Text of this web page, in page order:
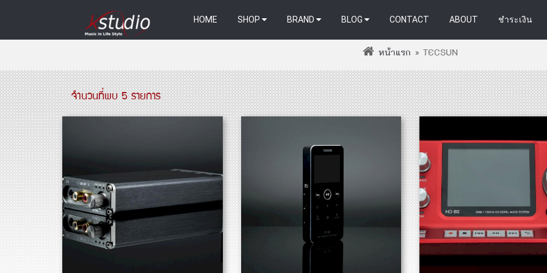
HOME SHOP BRAND BLOG CONTACT ABOUT ชำระเงิน
หน้าแรก » TECSUN
จำนวนที่พบ 5 รายการ